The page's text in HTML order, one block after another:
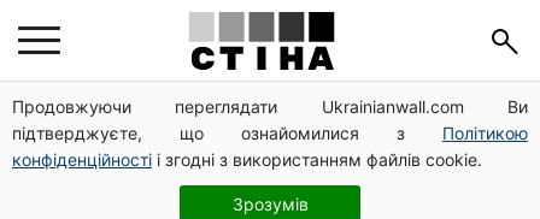
Продовжуючи переглядати Ukrainianwall.com Ви
підтверджуєте, що ознайомилися з Політикою
конфіденційності і згодні з використанням файлів cookie.
Зрозумів
Працюєте повний день — отримуйте єЯсла: ПФУ
пояснив умови допомоги на дитину 1-3 роки
113 млрд грн заборгували українці за комуналку:
830 тисяч проваджень у реєстрі боржників